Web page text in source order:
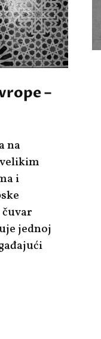
–
na
i
jednoj